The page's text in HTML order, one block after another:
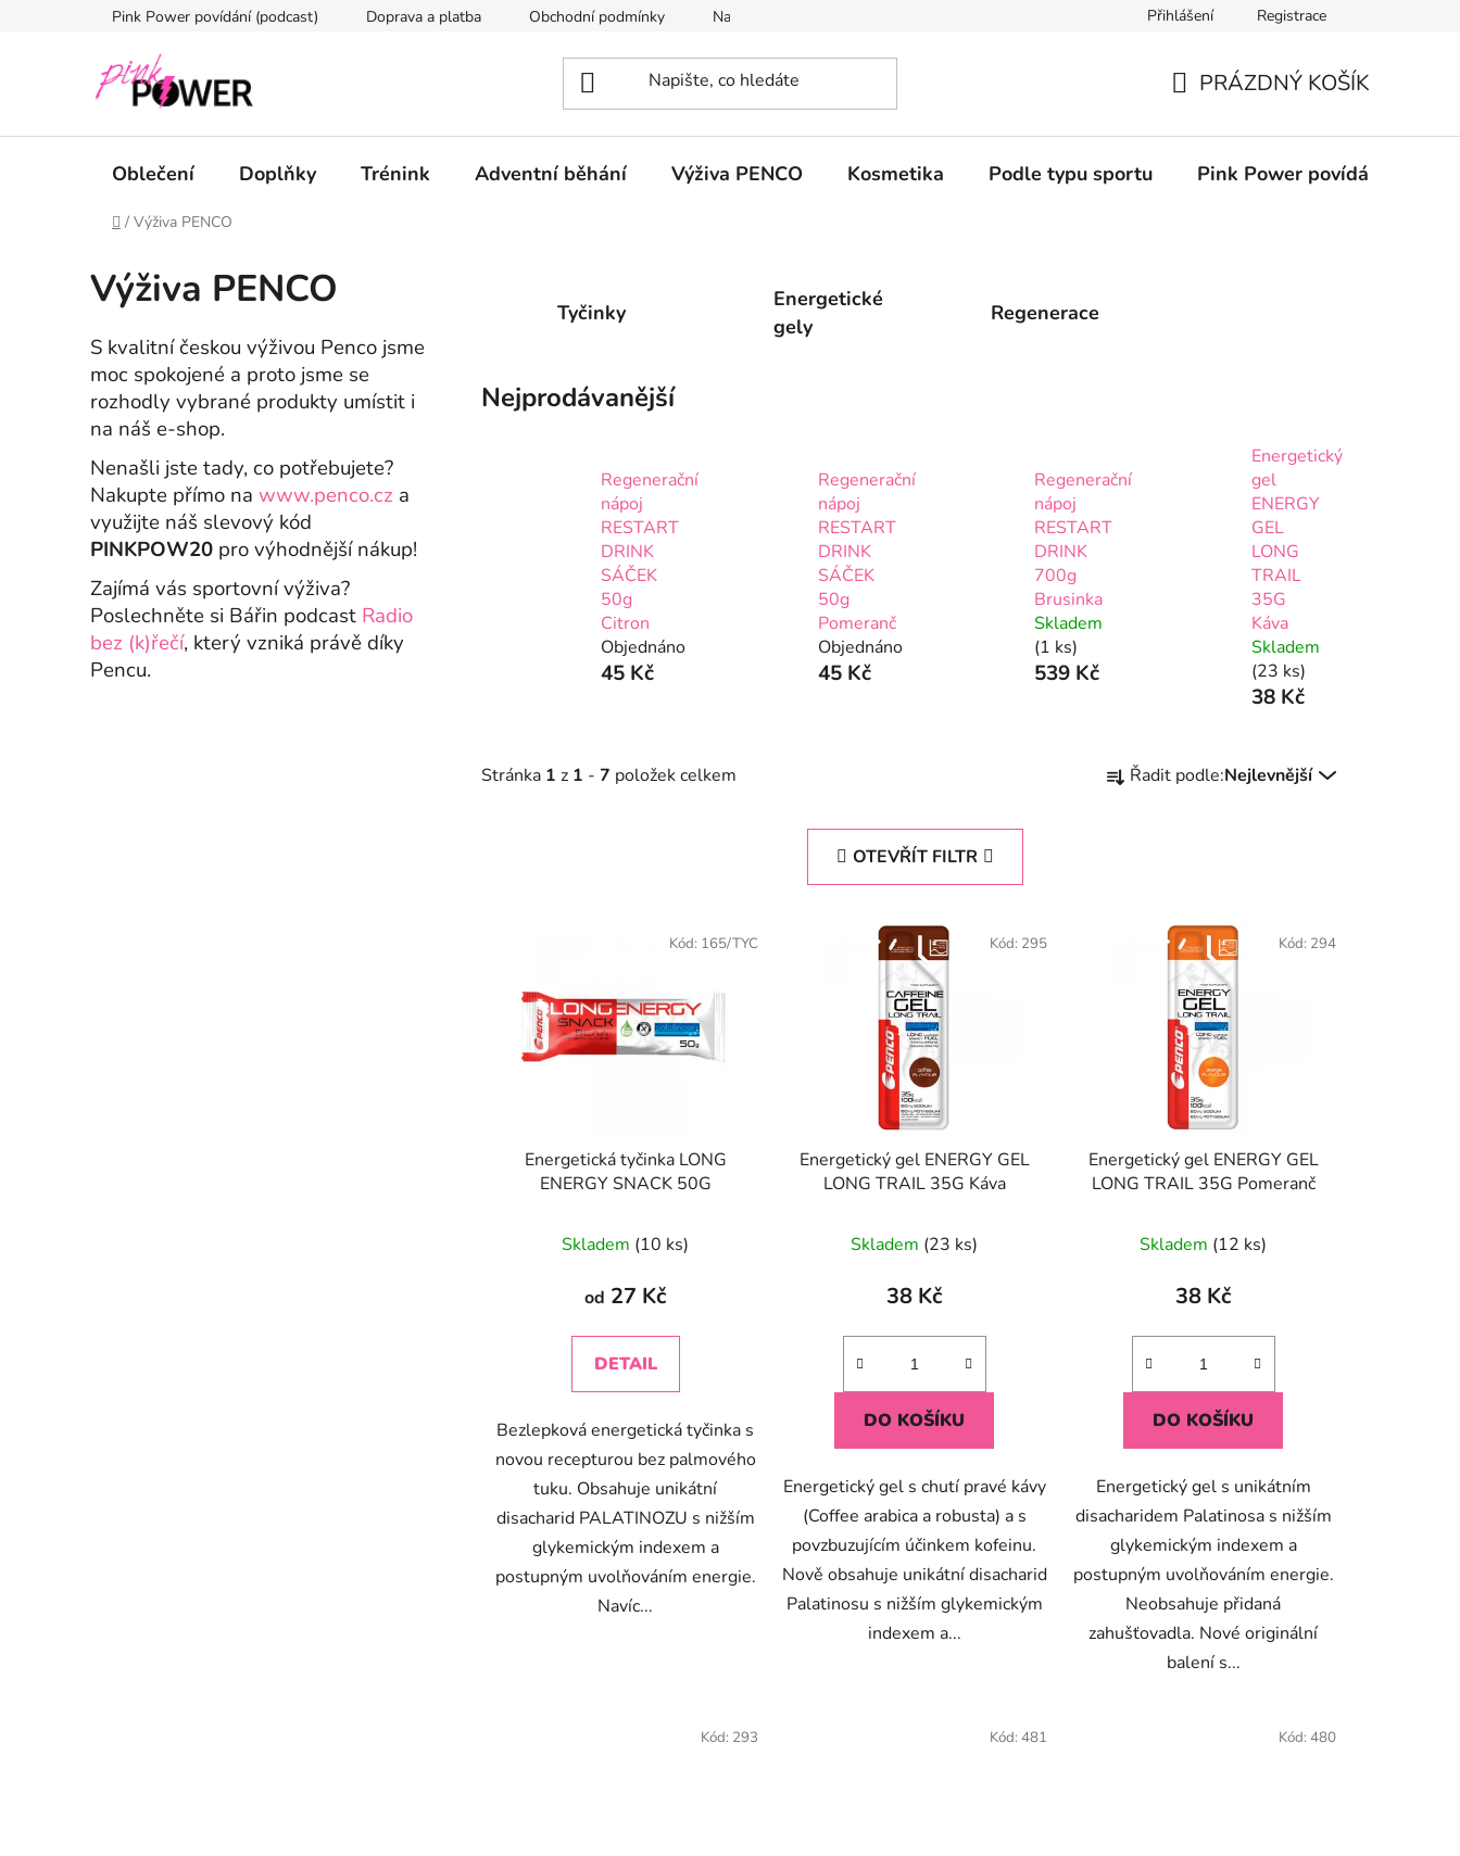
Pink Power povídání (podcast) Doprava a platba Obchodní podmínky Napište nám Přihlášení Registrace
KOŠÍK
PRÁZDNÝ KOŠÍK
Oblečení Doplňky Trénink Adventní běhání Výživa PENCO Kosmetika Podle typu sportu Pink Power povídání
Domů
/ Výživa PENCO
Výživa PENCO
S kvalitní českou výživou Penco jsme
moc spokojené a proto jsme se
rozhodly vybrané produkty umístit i
na náš e-shop.
Nenašli jste tady, co potřebujete?
Nakupte přímo na www.penco.cz a
využijte náš slevový kód
PINKPOW20 pro výhodnější nákup!
Zajímá vás sportovní výživa?
Poslechněte si Bářin podcast Radio
bez (k)řečí, který vzniká právě díky
Pencu.
Tyčinky
Energetické
gely
Regenerace
Nejprodávanější
Regenerační
nápoj
RESTART
DRINK
SÁČEK
50g
Citron
Objednáno
45 Kč
Regenerační
nápoj
RESTART
DRINK
SÁČEK
50g
Pomeranč
Objednáno
45 Kč
Regenerační
nápoj
RESTART
DRINK
700g
Brusinka
Skladem
(1 ks)
539 Kč
Energetický
gel
ENERGY
GEL
LONG
TRAIL
35G
Káva
Skladem
(23 ks)
38 Kč
Stránka 1 z 1 - 7 položek celkem
a Řadit podle:Nejlevnější
OTEVŘÍT FILTR
Energetická tyčinka LONG
ENERGY SNACK 50G
hodnocení
produktu
4,0
z
hvězdiček.
Skladem (10 ks)
od 27 Kč
DETAIL
Bezlepková energetická tyčinka s
novou recepturou bez palmového
tuku. Obsahuje unikátní
disacharid PALATINOZU s nižším
glykemickým indexem a
postupným uvolňováním energie.
Navíc...
Kód: 165/TYC
Energetický gel ENERGY GEL
LONG TRAIL 35G Káva
hodnocení
produktu
5,0
z
hvězdiček.
Skladem (23 ks)
38 Kč
DO KOŠÍKU
Energetický gel s chutí pravé kávy
(Coffee arabica a robusta) a s
povzbuzujícím účinkem kofeinu.
Nově obsahuje unikátní disacharid
Palatinosu s nižším glykemickým
indexem a...
Kód: 295
Energetický gel ENERGY GEL
LONG TRAIL 35G Pomeranč
hodnocení
produktu
5,0
z
hvězdiček.
Skladem (12 ks)
38 Kč
DO KOŠÍKU
Energetický gel s unikátním
disacharidem Palatinosa s nižším
glykemickým indexem a
postupným uvolňováním energie.
Neobsahuje přidaná
zahušťovadla. Nové originální
balení s...
Kód: 294
Kód: 293 Kód: 481 Kód: 480